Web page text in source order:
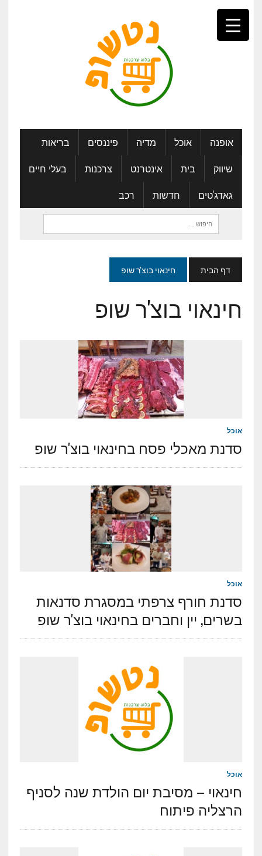
אופנה אוכל מדיה פיננסים
בריאות
שיווק
בית אינטרנט צרכנות
בעלי חיים
גאדג'טים
חדשות
רכב
חיפוש:
דף הבית חינאוי בוצ'ר שופ
חינאוי בוצ'ר שופ
אוכל
סדנת מאכלי פסח בחינאוי בוצ'ר שופ
אוכל
סדנת חורף צרפתי במסגרת סדנאות
בשרים, יין וחברים בחינאוי בוצ'ר שופ
אוכל
חינאוי – מסיבת יום הולדת שנה לסניף
הרצליה פיתוח